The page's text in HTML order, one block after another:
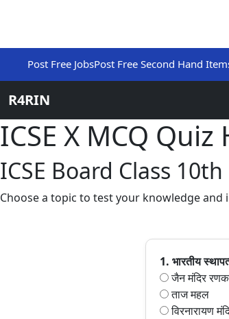
Post Free JobsPost Free Second Hand
R4RIN
ICSE X MCQ Quiz
ICSE Board Class
Choose a topic to test your knowledge and
1. भारतीय
जैन मंदिर
ताज महल
विरनारायण